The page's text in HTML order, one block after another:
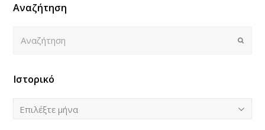
Αναζήτηση
Submit
Ιστορικό
Ιστορικό
Επιλέξτε μήνα